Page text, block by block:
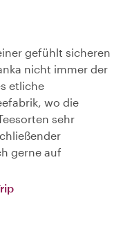
gefühlt sicheren
nicht immer der
etliche
wo die
sehr
gerne auf